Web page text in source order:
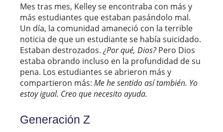
Mes tras mes, Kelley se encontraba con más y
más estudiantes que estaban pasándolo mal.
Un día, la comunidad amaneció con la terrible
noticia de que un estudiante se había suicidado.
Estaban destrozados. ¿Por qué, Dios?Pero Dios
estaba obrando incluso en la profundidad de su
pena. Los estudiantes se abrieron más y
compartieron más: Me he sentido así también. Yo
estoy igual. Creo que necesito ayuda.
Generación Z